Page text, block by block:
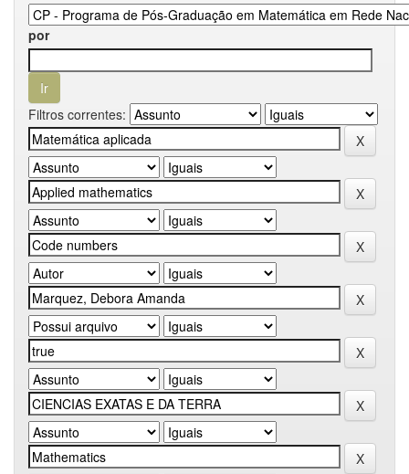
por
Filtros correntes: